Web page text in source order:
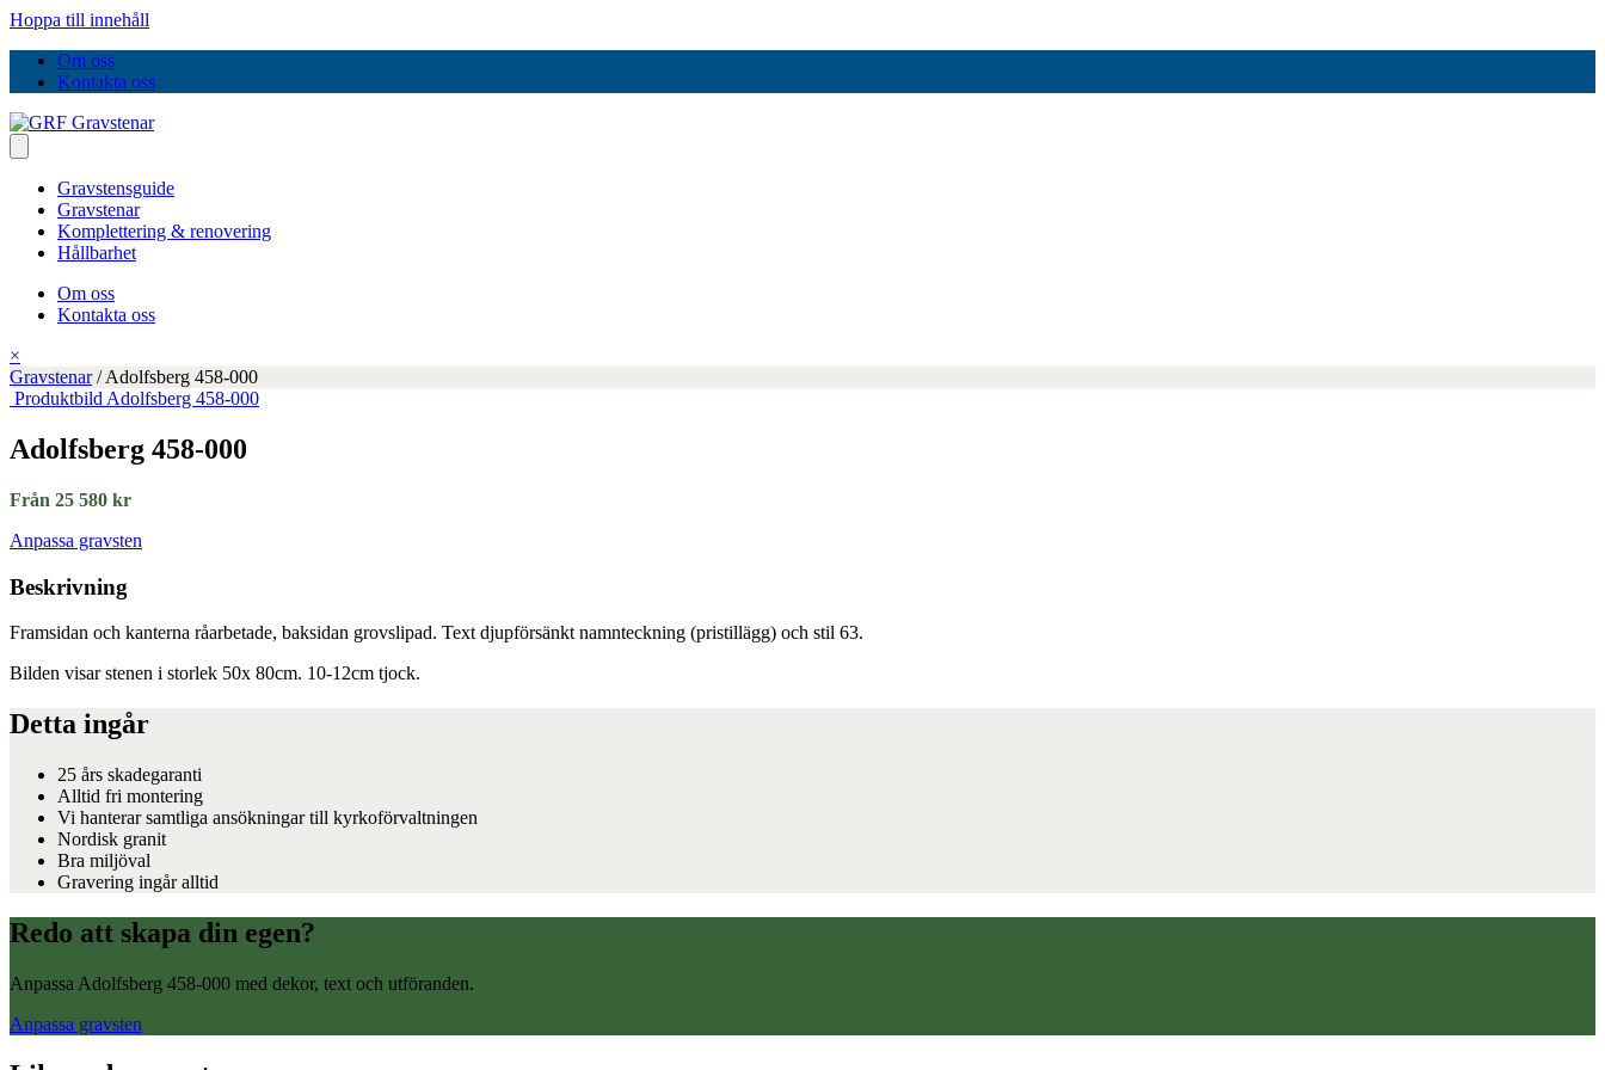
Hoppa till innehåll
Om oss
Kontakta oss
Gravstensguide
Gravstenar
Komplettering & renovering
Hållbarhet
Om oss
Kontakta oss
×
Gravstenar/Adolfsberg 458-000
Produktbild Adolfsberg 458-000
Adolfsberg 458-000
Från 25 580 kr
Anpassa gravsten
Beskrivning
Framsidan och kanterna råarbetade, baksidan grovslipad. Text djupförsänkt namnteckning (pristillägg) och stil 63.
Bilden visar stenen i storlek 50x 80cm. 10-12cm tjock.
Detta ingår
25 års skadegaranti
Alltid fri montering
Vi hanterar samtliga ansökningar till kyrkoförvaltningen
Nordisk granit
Bra miljöval
Gravering ingår alltid
Redo att skapa din egen?
Anpassa Adolfsberg 458-000 med dekor, text och utföranden.
Anpassa gravsten